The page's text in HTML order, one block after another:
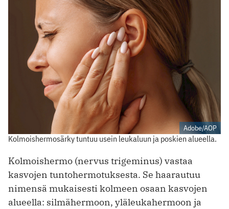
Adobe/AOP
Kolmoishermosärky tuntuu usein leukaluun ja poskien alueella.
Kolmoishermo (nervus trigeminus) vastaa
kasvojen tuntohermotuksesta. Se haarautuu
nimensä mukaisesti kolmeen osaan kasvojen
alueella: silmähermoon, yläleukahermoon ja